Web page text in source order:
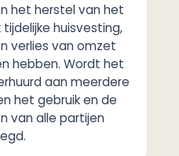
het herstel van het
huisvesting,
verlies van omzet
hebben. Wordt het
aan meerdere
het gebruik en de
van alle partijen